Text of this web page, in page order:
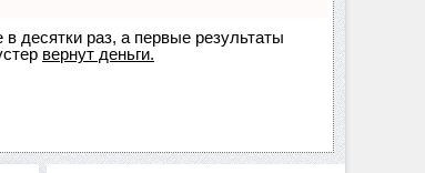
десятки раз, а первые результаты
вернут деньги.